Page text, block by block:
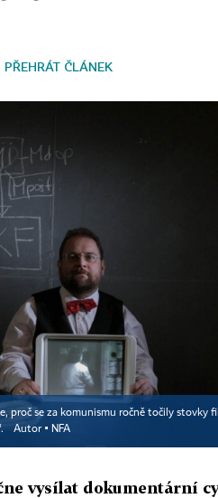
PŘEHRÁT ČLÁNEK
proč se za komunismu ročně točily stovky
Autor ▪ NFA
vysílat dokumentární